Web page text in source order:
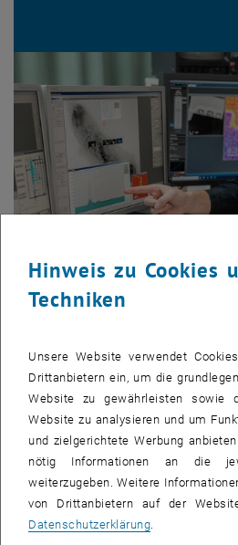
200
Stunden
Hinweis zu Cookies
Techniken
Unsere Website verwendet
Drittanbietern ein, um die
Website zu gewährleisten sowie
Website zu analysieren und um
und zielgerichtete Werbung
nötig Informationen an die
weiterzugeben. Weitere
von Drittanbietern auf der
Datenschutzerklärung